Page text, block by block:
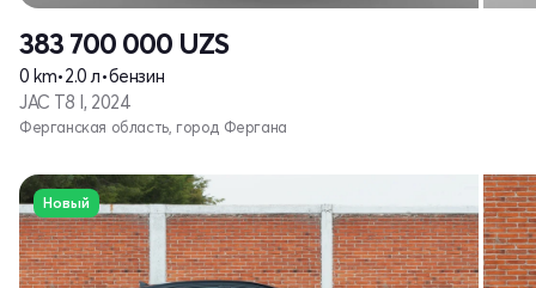
383 700 000 UZS
0 km•2.0 л•бензин
JAC T8 I, 2024
Ферганская область, город Фергана
Новый